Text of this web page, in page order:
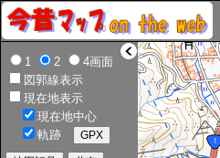
>
1 2
4画面
図郭線表示
現在地表示
現在地中心
軌跡